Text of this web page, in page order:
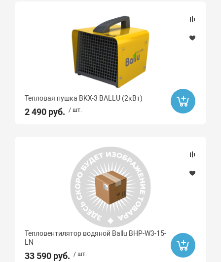
Тепловая пушка BKX-3 BALLU (2кВт)
2 490 руб. / шт.
Тепловентилятор водяной Ballu BHP-W3-15-
LN
33 590 руб. / шт.